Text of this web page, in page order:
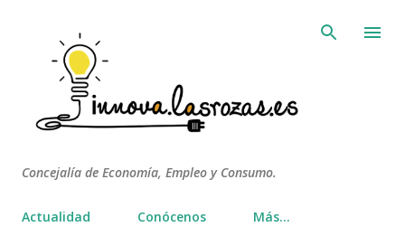
Concejalía de Economía, Empleo y Consumo.
Actualidad Conócenos Más…